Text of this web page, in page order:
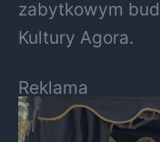
zabytkowym
Kultury Agora.
Reklama